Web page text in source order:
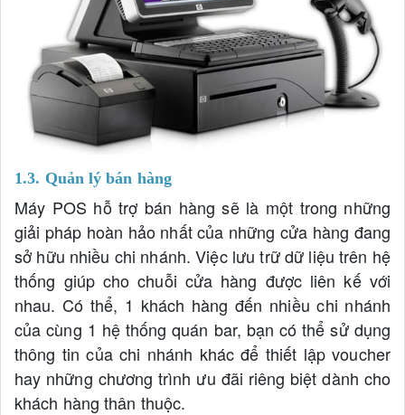
1.3. Quản lý bán hàng
Máy POS hỗ trợ bán hàng sẽ là một trong những
giải pháp hoàn hảo nhất của những cửa hàng đang
sở hữu nhiều chi nhánh. Việc lưu trữ dữ liệu trên hệ
thống giúp cho chuỗi cửa hàng được liên kế với
nhau. Có thể, 1 khách hàng đến nhiều chi nhánh
của cùng 1 hệ thống quán bar, bạn có thể sử dụng
thông tin của chi nhánh khác để thiết lập voucher
hay những chương trình ưu đãi riêng biệt dành cho
khách hàng thân thuộc.